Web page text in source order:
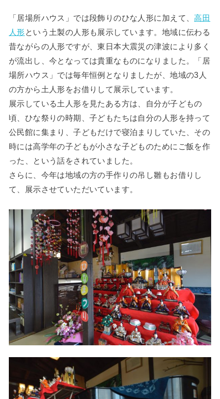
「居場所ハウス」では段飾りのひな人形に加えて、高田
人形という土製の人形も展示しています。地域に伝わる
昔ながらの人形ですが、東日本大震災の津波により多く
が流出し、今となっては貴重なものになりました。「居
場所ハウス」では毎年恒例となりましたが、地域の3人
の方から土人形をお借りして展示しています。
展示している土人形を見たある方は、自分が子どもの
頃、ひな祭りの時期、子どもたちは自分の人形を持って
公民館に集まり、子どもだけで寝泊まりしていた、その
時には高学年の子どもが小さな子どものためにご飯を作
った、という話をされていました。
さらに、今年は地域の方の手作りの吊し雛もお借りし
て、展示させていただいています。